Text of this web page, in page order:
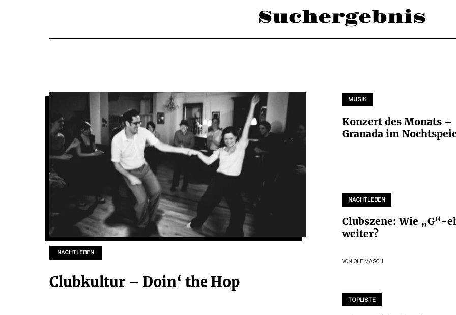
Suchergebnis
NACHTLEBEN
Clubkultur – Doin‘ the Hop
MUSIK
Konzert des Monats –
Granada im
NACHTLEBEN
Clubszene: Wie „G“-
weiter?
VON OLE MASCH
TOPLISTE